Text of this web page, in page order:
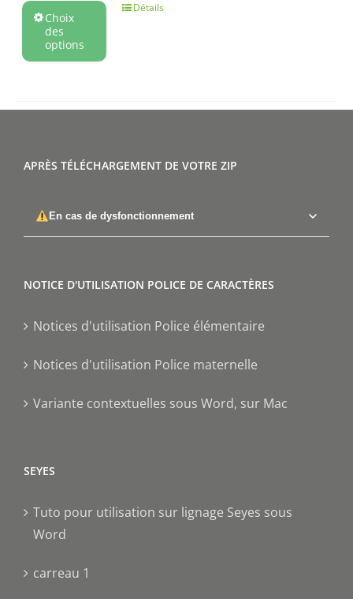
Choix
des
options
Détails
APRÈS TÉLÉCHARGEMENT DE VOTRE ZIP
En cas de dysfonctionnement
NOTICE D'UTILISATION POLICE DE CARACTÈRES
Notices d'utilisation Police élémentaire
Notices d'utilisation Police maternelle
Variante contextuelles sous Word, sur Mac
SEYES
Tuto pour utilisation sur lignage Seyes sous
Word
carreau 1